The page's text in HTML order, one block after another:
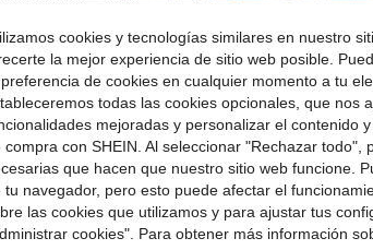
Ahorro de $1.70
casual de manga corta con rayas y parches para mujer talla grande, verano
en Oficina Tops de talla grande
en Oficina Tops de talla grande
vendidos
6
Ahorro
-25% GlowEve CURVE Conjunto de 2 piezas de top de manga corta con decoración de botones y ribete en contraste y
¡Casi agotado!
$20.90 500+ vendidos
cookies y tecnologías similares en nuestro
la mejor experiencia de sitio web posible.
de cookies en cualquier momento a tu
todas las cookies opcionales, que nos
mejoradas y personalizar el contenido
compra con SHEIN. Al seleccionar "Rechazar
que hacen que nuestro sitio web funcione.
tu navegador, pero esto puede afectar el
las cookies que utilizamos y para ajustar tus
cookies". Para obtener más información